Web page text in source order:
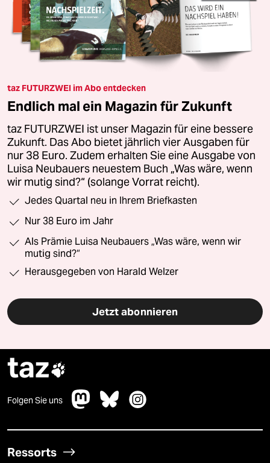
taz FUTURZWEI im Abo entdecken
Endlich mal ein Magazin für Zukunft
taz FUTURZWEI ist unser Magazin für eine bessere
Zukunft. Das Abo bietet jährlich vier Ausgaben für
nur 38 Euro. Zudem erhalten Sie eine Ausgabe von
Luisa Neubauers neuestem Buch „Was wäre, wenn
wir mutig sind?“ (solange Vorrat reicht).
Jedes Quartal neu in Ihrem Briefkasten
Nur 38 Euro im Jahr
Als Prämie Luisa Neubauers „Was wäre, wenn wir
mutig sind?“
Herausgegeben von Harald Welzer
Jetzt abonnieren
taz
Folgen Sie uns
Ressorts